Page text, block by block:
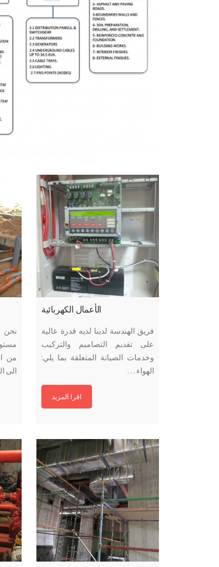
الأعمال الكهربائية
فريق الهندسة لدينا لديه قدرة عالية
على تقديم التصاميم والتركيب
وخدمات الصيانة المتعلقة بما يلي:
الهواء …
اقرا المزيد
نحن
من
الى